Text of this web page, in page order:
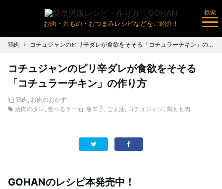
お肉・丼もの・おつまみレシピなどをご紹介！
検索
鶏肉 コチュジャンのピリ辛ダレが食欲をそそる「コチュラーチキン」の作り方
コチュジャンのピリ辛ダレが食欲をそそる
「コチュラーチキン」の作り方
鶏肉, お肉のおかず
焼肉のタレ, 食べるラー油, 唐辛子, ごま油, コチュジャン, 鶏もも肉
GOHANのレシピ本発売中！